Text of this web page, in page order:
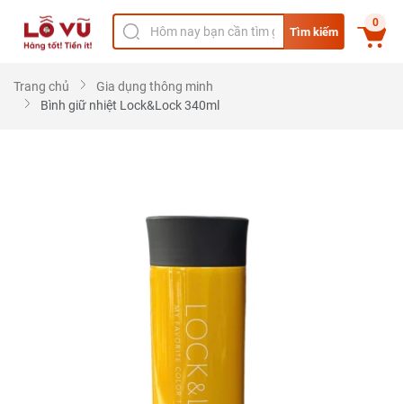
Tìm kiếm
0
Trang chủ
Gia dụng thông minh
Bình giữ nhiệt Lock&Lock 340ml